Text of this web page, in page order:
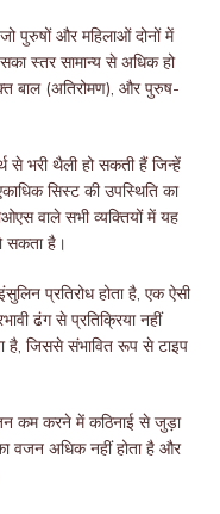
पुरुषों और महिलाओं दोनों में
स्तर सामान्य से अधिक हो
बाल (अतिरोमण), और पुरुष-
से भरी थैली हो सकती हैं जिन्हें
सिस्ट की उपस्थिति का
वाले सभी व्यक्तियों में यह
सकता है।
प्रतिरोध होता है, एक ऐसी
ढंग से प्रतिक्रिया नहीं
जिससे संभावित रूप से टाइप
कम करने में कठिनाई से जुड़ा
वजन अधिक नहीं होता है और